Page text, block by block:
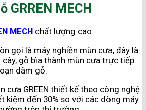
GRREN MECH
MECH chất lượng cao
gọi là máy nghiền mùn cưa, đây là
gỗ bìa thành mùn cưa trực tiếp
dăm gỗ.
cưa GREEN thiết kế theo công nghệ
kiệm đến 30% so với các dòng máy